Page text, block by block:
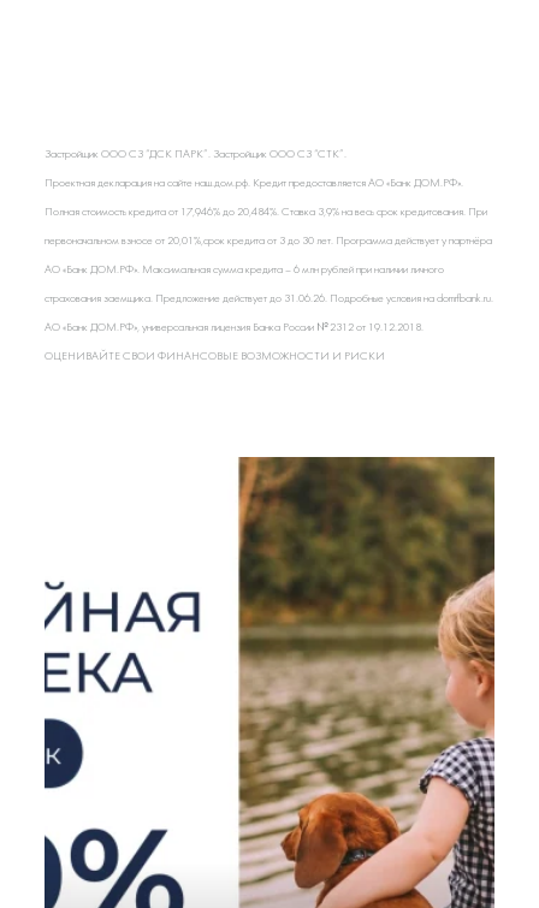
Застройщик ООО СЗ “ДСК ПАРК”. Застройщик ООО СЗ “СТК”.
Проектная декларация на сайте наш.дом.рф. Кредит предоставляется АО «Банк ДОМ.РФ».
Полная стоимость кредита от 17,946% до 20,484%. Ставка 3,9% на весь срок кредитования. При
первоначальном взносе от 20,01%,срок кредита от 3 до 30 лет. Программа действует у партнёра
АО «Банк ДОМ.РФ». Максимальная сумма кредита – 6 млн рублей при наличии личного
страхования заемщика. Предложение действует до 31.06.26. Подробные условия на domrfbank.ru.
АО «Банк ДОМ.РФ», универсальная лицензия Банка России № 2312 от 19.12.2018.
ОЦЕНИВАЙТЕ СВОИ ФИНАНСОВЫЕ ВОЗМОЖНОСТИ И РИСКИ